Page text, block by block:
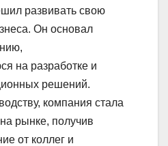
развивать свою
Он основал
на разработке и
решений.
компания стала
рынке, получив
от коллег и